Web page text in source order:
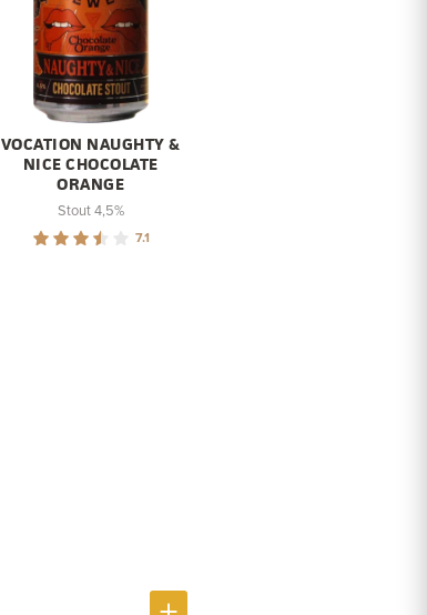
VOCATION NAUGHTY &
NICE CHOCOLATE
ORANGE
Stout 4,5%
7.1